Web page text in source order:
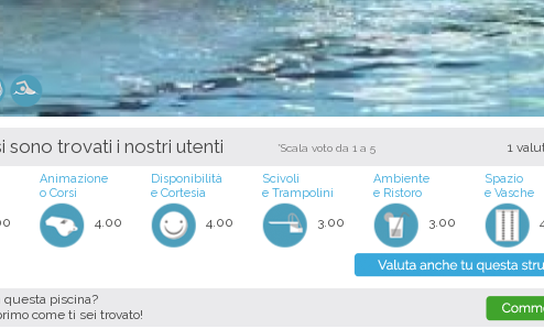
sono trovati i nostri utenti *Scala voto da 1 a 5 1
Animazione
o Corsi
4.00
Disponibilità
e Cortesia
4.00
Scivoli
e Trampolini
3.00
Ambiente
e Ristoro
3.00
Spazio
e Vasche
questa piscina?
come ti sei trovato!